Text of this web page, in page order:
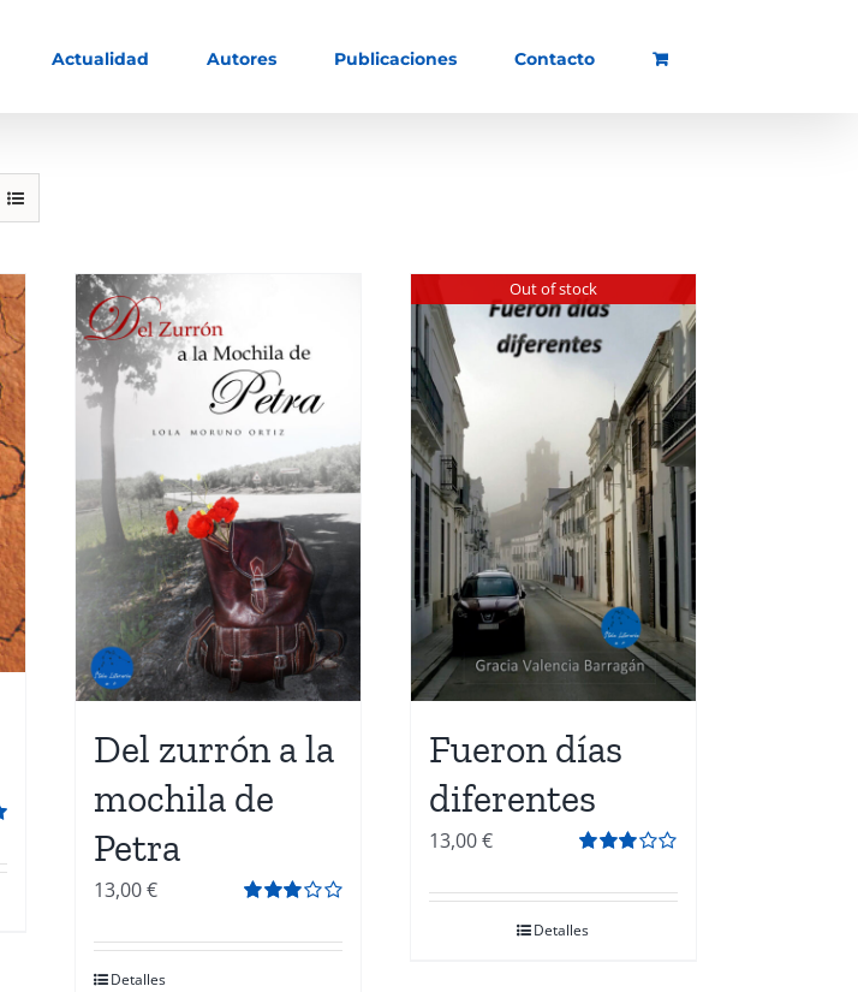
Actualidad Autores Publicaciones Contacto
Del zurrón a la
mochila de
Petra
con
3.00de
13,00€
Detalles
Out of stock
Fueron días
diferentes
con
3.00de
5
13,00€
Detalles